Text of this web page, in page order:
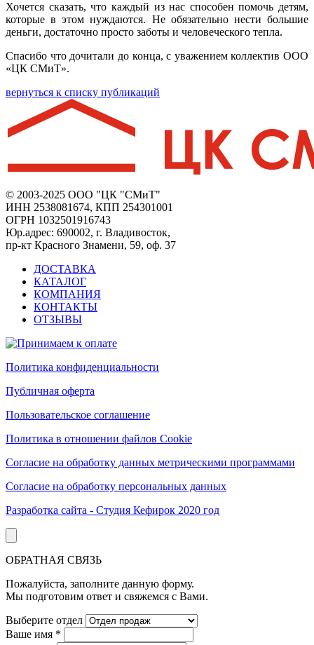
Хочется сказать, что каждый из нас способен помочь детям,
которые в этом нуждаются. Не обязательно нести большие
деньги, достаточно просто заботы и человеческого тепла.
Спасибо что дочитали до конца, с уважением коллектив ООО
«ЦК СМиТ».
вернуться к списку публикаций
© 2003-2025 ООО "ЦК "СМиТ"
ИНН 2538081674, КПП 254301001
ОГРН 1032501916743
Юр.адрес: 690002, г. Владивосток,
пр-кт Красного Знамени, 59, оф. 37
ДОСТАВКА
КАТАЛОГ
КОМПАНИЯ
КОНТАКТЫ
ОТЗЫВЫ
Политика конфиденциальности
Публичная оферта
Пользовательское соглашение
Политика в отношении файлов Cookie
Согласие на обработку данных метрическими программами
Согласие на обработку персональных данных
Разработка сайта - Студия Кефирок 2020 год
ОБРАТНАЯ СВЯЗЬ
Пожалуйста, заполните данную форму.
Мы подготовим ответ и свяжемся с Вами.
Выберите отдел
Ваше имя *